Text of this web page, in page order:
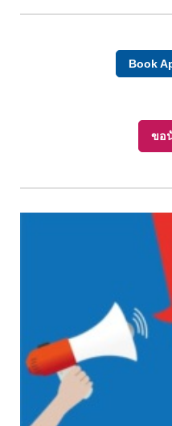
Book
ขอ